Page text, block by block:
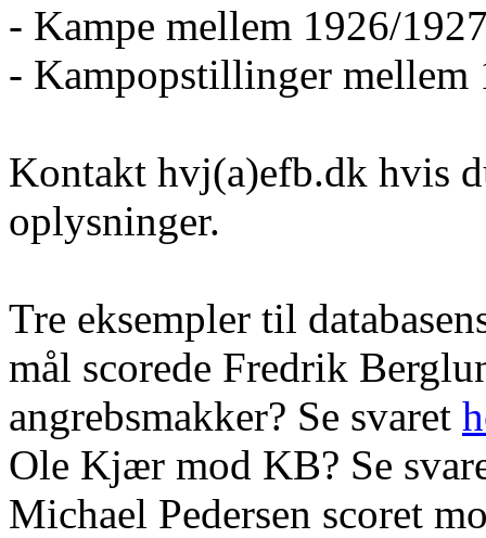
- Kampe mellem 1926/
- Kampopstillinger mellem
Kontakt hvj(a)efb.dk hvis
oplysninger.
Tre eksempler til
mål scorede Fredrik
angrebsmakker? Se svaret
Ole Kjær mod KB? Se
Michael Pedersen scoret